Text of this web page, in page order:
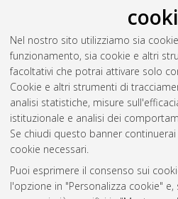
Nel nostro sito utilizziamo sia
funzionamento, sia cookie e altri
facoltativi che potrai attivare solo
Cookie e altri strumenti di
analisi statistiche, misure
istituzionale e analisi dei
Se chiudi questo banner
cookie necessari.
Puoi esprimere il consenso sui
l'opzione in "Personalizza cookie"
Gestione del
Atom
Rss 1.0